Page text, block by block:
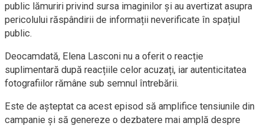
public lămuriri privind sursa imaginilor și au avertizat asupra
pericolului răspândirii de informații neverificate în spațiul
public.
Deocamdată, Elena Lasconi nu a oferit o reacție
suplimentară după reacțiile celor acuzați, iar autenticitatea
fotografiilor rămâne sub semnul întrebării.
Este de așteptat ca acest episod să amplifice tensiunile din
campanie și să genereze o dezbatere mai amplă despre